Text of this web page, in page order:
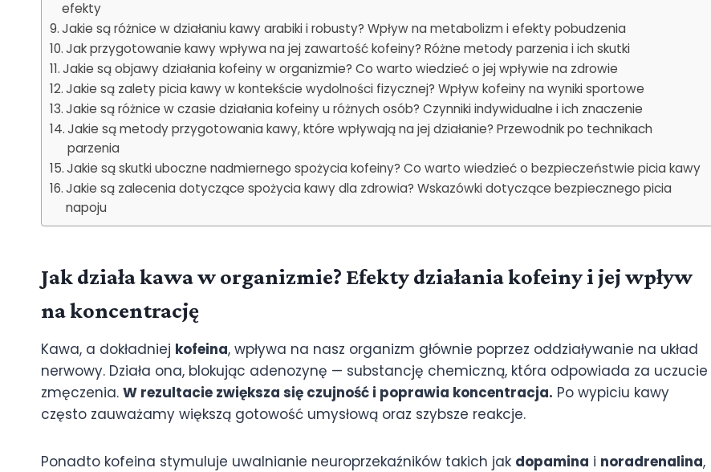
efekty
Jakie są różnice w działaniu kawy arabiki i robusty? Wpływ na metabolizm i efekty pobudzenia
Jak przygotowanie kawy wpływa na jej zawartość kofeiny? Różne metody parzenia i ich skutki
Jakie są objawy działania kofeiny w organizmie? Co warto wiedzieć o jej wpływie na zdrowie
Jakie są zalety picia kawy w kontekście wydolności fizycznej? Wpływ kofeiny na wyniki sportowe
Jakie są różnice w czasie działania kofeiny u różnych osób? Czynniki indywidualne i ich znaczenie
Jakie są metody przygotowania kawy, które wpływają na jej działanie? Przewodnik po technikach
parzenia
Jakie są skutki uboczne nadmiernego spożycia kofeiny? Co warto wiedzieć o bezpieczeństwie picia kawy
Jakie są zalecenia dotyczące spożycia kawy dla zdrowia? Wskazówki dotyczące bezpiecznego picia
napoju
Jak działa kawa w organizmie? Efekty działania kofeiny i jej wpływ
na koncentrację
Kawa, a dokładniej kofeina, wpływa na nasz organizm głównie poprzez oddziaływanie na układ
nerwowy. Działa ona, blokując adenozynę — substancję chemiczną, która odpowiada za uczucie
zmęczenia. W rezultacie zwiększa się czujność i poprawia koncentracja. Po wypiciu kawy
często zauważamy większą gotowość umysłową oraz szybsze reakcje.
Ponadto kofeina stymuluje uwalnianie neuroprzekaźników takich jak dopamina i noradrenalina,